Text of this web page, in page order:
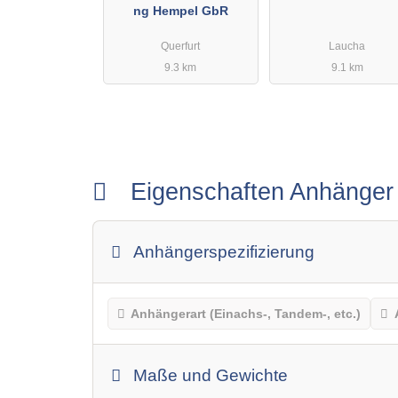
ng Hempel GbR
Querfurt
9.3 km
Laucha
9.1 km
Eigenschaften
Anhängerspezifizierung
Anhängerart (Einachs-, Tandem-, etc.)
Maße und Gewichte